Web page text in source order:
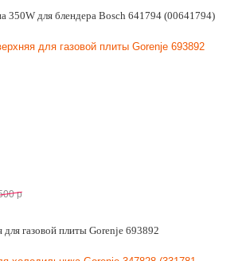
350W для блендера Bosch 641794 (00641794)
p
для газовой плиты Gorenje 693892